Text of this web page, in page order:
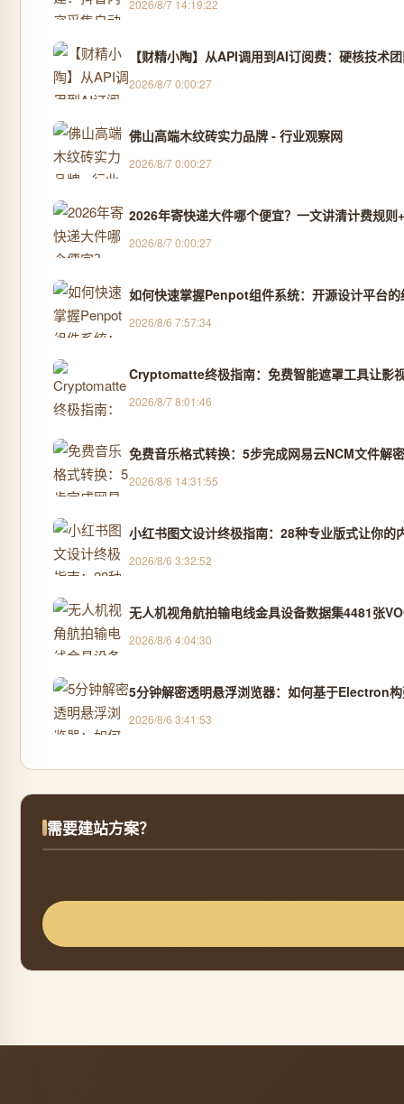
2026/8/7 14:19:22
【财精小陶】从API调用到AI订阅费：硬核技术
2026/8/7 0:00:27
佛山高端木纹砖实力品牌 - 行业观察网
2026/8/7 0:00:27
2026年寄快递大件哪个便宜？一文讲清计费规则
2026/8/7 0:00:27
如何快速掌握Penpot组件系统：开源设计平台的
2026/8/6 7:57:34
Cryptomatte终极指南：免费智能遮罩工具让影
2026/8/7 8:01:46
免费音乐格式转换：5步完成网易云NCM文件解
2026/8/6 14:31:55
小红书图文设计终极指南：28种专业版式让你的
2026/8/6 3:32:52
无人机视角航拍输电线金具设备数据集4481张
2026/8/6 4:04:30
5分钟解密透明悬浮浏览器：如何基于Electron
2026/8/6 3:41:53
需要建站方案？